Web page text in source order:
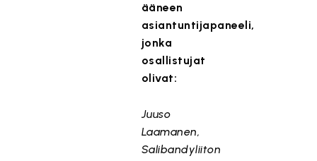
ääneen
asiantuntijapaneeli,
jonka
osallistujat
olivat:
Juuso
Laamanen,
Salibandyliiton